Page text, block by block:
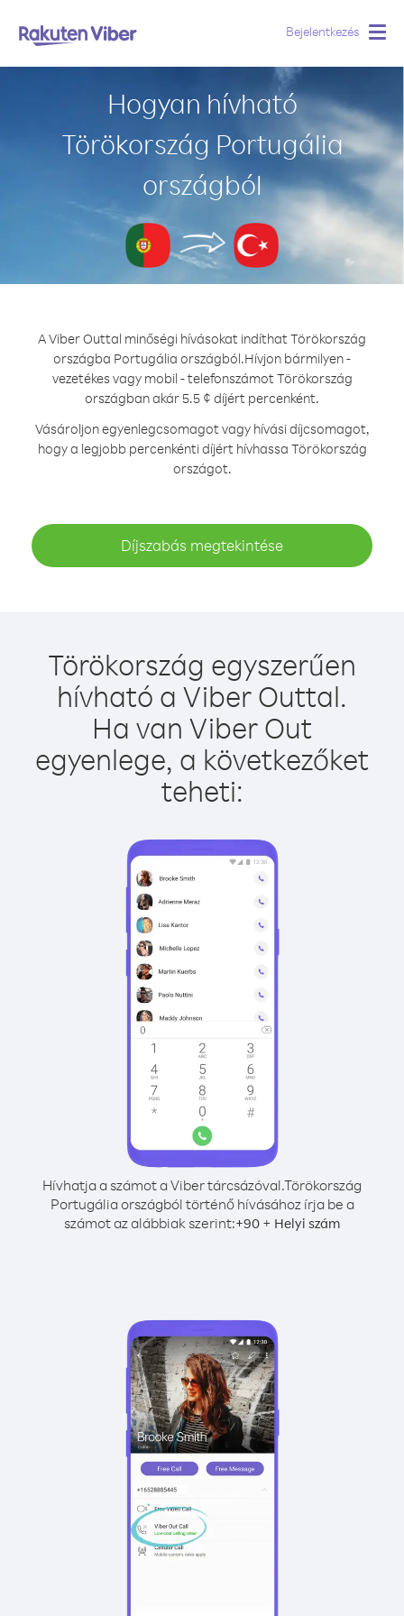
Bejelentkezés
Hogyan hívható
Törökország Portugália
országból
A Viber Outtal minőségi hívásokat indíthat Törökország
országba Portugália országból.Hívjon bármilyen -
vezetékes vagy mobil - telefonszámot Törökország
országban akár 5.5 ¢ díjért percenként.
Vásároljon egyenlegcsomagot vagy hívási díjcsomagot,
hogy a legjobb percenkénti díjért hívhassa Törökország
országot.
Díjszabás megtekintése
Törökország egyszerűen
hívható a Viber Outtal.
Ha van Viber Out
egyenlege, a következőket
teheti:
Hívhatja a számot a Viber tárcsázóval.Törökország
Portugália országból történő hívásához írja be a
számot az alábbiak szerint:+90 + Helyi szám